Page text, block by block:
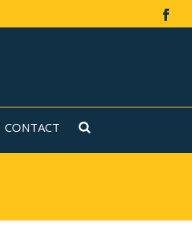
CONTACT